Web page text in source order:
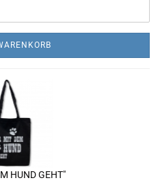
HUND GEHT"